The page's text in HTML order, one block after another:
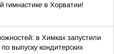
гимнастике в Хорватии!
в Химках запустили
выпуску кондитерских